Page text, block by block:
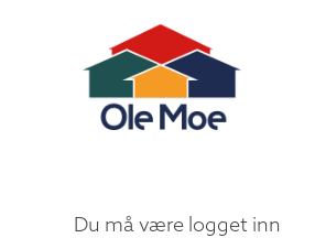
Du må være logget inn